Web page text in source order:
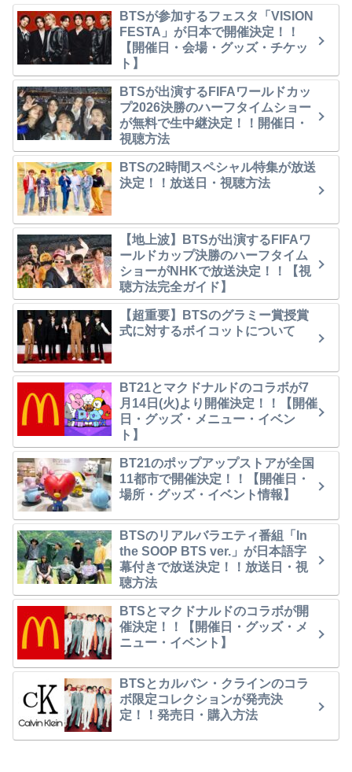
BTSが参加するフェスタ「VISION
FESTA」が日本で開催決定！！
【開催日・会場・グッズ・チケッ
ト】
BTSが出演するFIFAワールドカッ
プ2026決勝のハーフタイムショー
が無料で生中継決定！！開催日・
視聴方法
BTSの2時間スペシャル特集が放送
決定！！放送日・視聴方法
【地上波】BTSが出演するFIFAワ
ールドカップ決勝のハーフタイム
ショーがNHKで放送決定！！【視
聴方法完全ガイド】
【超重要】BTSのグラミー賞授賞
式に対するボイコットについて
BT21とマクドナルドのコラボが7
月14日(火)より開催決定！！【開催
日・グッズ・メニュー・イベン
ト】
BT21のポップアップストアが全国
11都市で開催決定！！【開催日・
場所・グッズ・イベント情報】
BTSのリアルバラエティ番組「In
the SOOP BTS ver.」が日本語字
幕付きで放送決定！！放送日・視
聴方法
BTSとマクドナルドのコラボが開
催決定！！【開催日・グッズ・メ
ニュー・イベント】
BTSとカルバン・クラインのコラ
ボ限定コレクションが発売決
定！！発売日・購入方法